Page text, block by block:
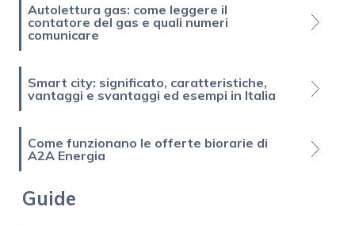
Autolettura gas: come leggere il
contatore del gas e quali numeri
comunicare
Smart city: significato, caratteristiche,
vantaggi e svantaggi ed esempi in Italia
Come funzionano le offerte biorarie di
A2A Energia
Guide